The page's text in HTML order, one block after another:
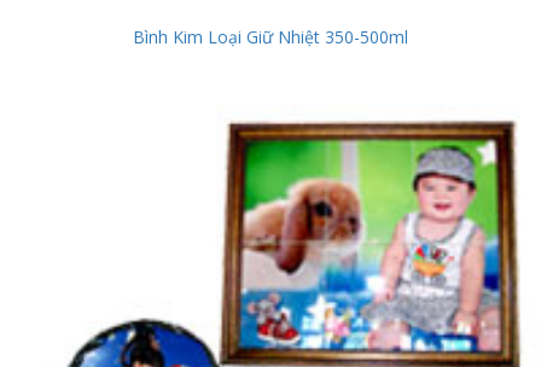
Bình Kim Loại Giữ Nhiệt 350-500ml